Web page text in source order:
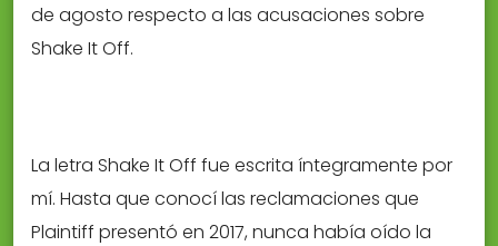
de agosto respecto a las acusaciones sobre
Shake It Off.
La letra Shake It Off fue escrita íntegramente por
mí. Hasta que conocí las reclamaciones que
Plaintiff presentó en 2017, nunca había oído la